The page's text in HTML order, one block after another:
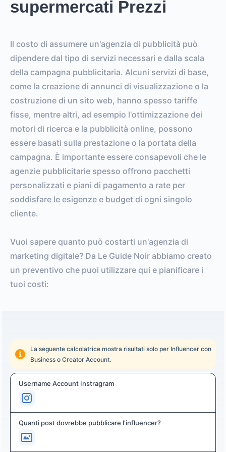
supermercati Prezzi
Il costo di assumere un'agenzia di pubblicità può
dipendere dal tipo di servizi necessari e dalla scala
della campagna pubblicitaria. Alcuni servizi di base,
come la creazione di annunci di visualizzazione o la
costruzione di un sito web, hanno spesso tariffe
fisse, mentre altri, ad esempio l'ottimizzazione dei
motori di ricerca e la pubblicità online, possono
essere basati sulla prestazione o la portata della
campagna. È importante essere consapevoli che le
agenzie pubblicitarie spesso offrono pacchetti
personalizzati e piani di pagamento a rate per
soddisfare le esigenze e budget di ogni singolo
cliente.
Vuoi sapere quanto può costarti un'agenzia di
marketing digitale? Da Le Guide Noir abbiamo creato
un preventivo che puoi utilizzare qui e pianificare i
tuoi costi:
La seguente calcolatrice mostra risultati solo per Influencer con
Business o Creator Account.
Username Account Instragram
Quanti post dovrebbe pubblicare l'influencer?